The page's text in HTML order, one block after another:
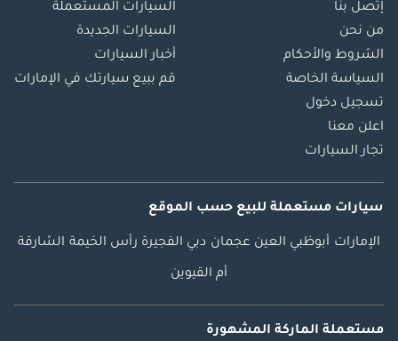
إتصل بنا
من نحن
الشروط والأحكام
السياسة الخاصة
تسجيل دخول
اعلن معنا
تجار السيارات
السيارات المستعملة
السيارات الجديدة
أخبار السيارات
قم ببيع سيارتك في الإمارات
سيارات مستعملة للبيع حسب الموقع
الإمارات أبوظبي العين عجمان دبي الفجيرة رأس الخيمة الشارقة
أم القيوين
مستعملة الماركة المشهورة